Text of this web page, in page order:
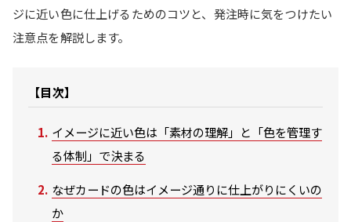
ジに近い色に仕上げるためのコツと、発注時に気をつけたい
注意点を解説します。
【目次】
イメージに近い色は「素材の理解」と「色を管理す
る体制」で決まる
なぜカードの色はイメージ通りに仕上がりにくいの
か